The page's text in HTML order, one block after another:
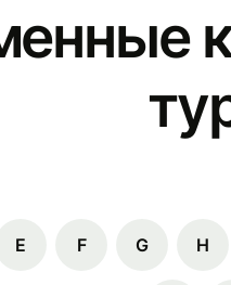
E F G H